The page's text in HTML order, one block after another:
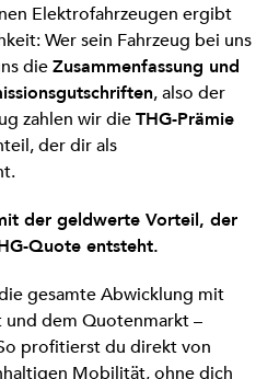
Elektrofahrzeugen ergibt
Wer sein Fahrzeug bei uns
dieZusammenfassung und
, also der
zahlen wir dieTHG-Prämie
der dir als
der geldwerte Vorteil, der
Quote entsteht.
gesamte Abwicklung mit
dem Quotenmarkt –
profitierst du direkt von
Mobilität, ohne dich